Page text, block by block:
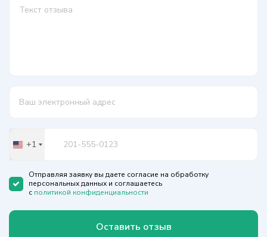
United
+1
Отправляя заявку вы даете согласие на обработку
персональных данных и соглашаетесь
с политикой конфиденциальности
Оставить отзыв